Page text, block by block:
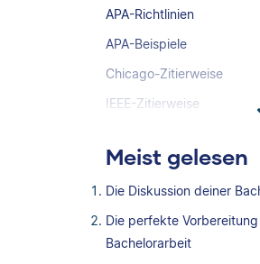
APA-Richtlinien
APA-Beispiele
Chicago-Zitierweise
IEEE-Zitierweise
Meist gelesen
Die Diskussion deiner
Die perfekte
Bachelorarbeit